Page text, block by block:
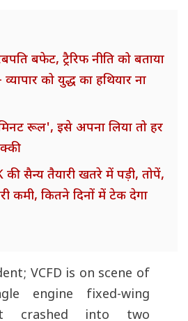
बफेट, ट्रैरिफ नीति को बताया
को युद्ध का हथियार ना
रूल', इसे अपना लिया तो हर
सैन्य तैयारी खतरे में पड़ी, तोपें,
कमी, कितने दिनों में टेक देगा
; VCFD is on scene of
engine fixed-wing
crashed into two